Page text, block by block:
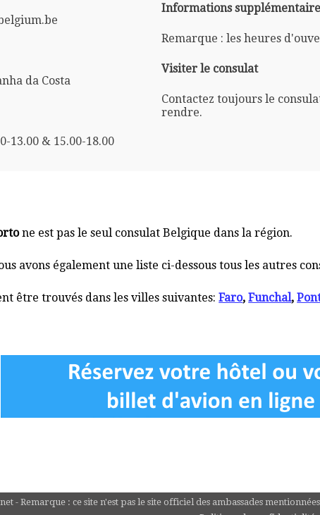
da Costa
13.00 & 15.00-18.00
Informations
Remarque : les heures
Visiter le consulat
Contactez toujours le
rendre.
ne est pas le seul consulat Belgique dans la région.
avons également une liste ci-dessous tous les autres
être trouvés dans les villes suivantes:Faro,Funchal,
- Remarque : ce site n'est pas le site officiel des ambassades